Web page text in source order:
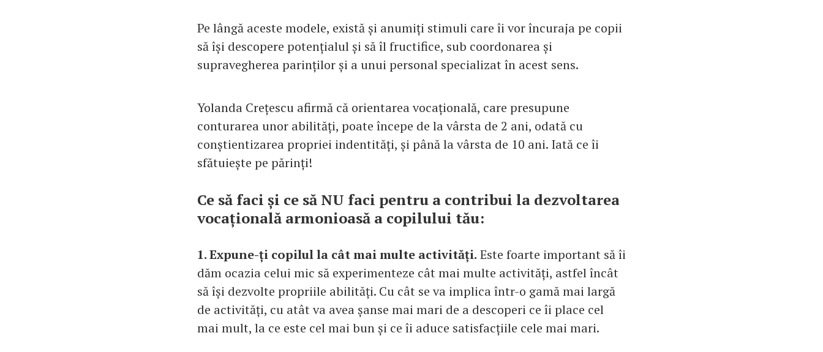
Pe lângă aceste modele, există și anumiți stimuli care îi vor încuraja pe copii
să își descopere potențialul și să îl fructifice, sub coordonarea și
supravegherea parinților și a unui personal specializat în acest sens.
Yolanda Crețescu afirmă că orientarea vocațională, care presupune
conturarea unor abilități, poate începe de la vârsta de 2 ani, odată cu
conștientizarea propriei indentități, și până la vârsta de 10 ani. Iată ce îi
sfătuiește pe părinți!
Ce să faci și ce să NU faci pentru a contribui la dezvoltarea
vocațională armonioasă a copilului tău:
1. Expune-ți copilul la cât mai multe activități. Este foarte important să îi
dăm ocazia celui mic să experimenteze cât mai multe activități, astfel încât
să își dezvolte propriile abilități. Cu cât se va implica într-o gamă mai largă
de activități, cu atât va avea șanse mai mari de a descoperi ce îi place cel
mai mult, la ce este cel mai bun și ce îi aduce satisfacțiile cele mai mari.